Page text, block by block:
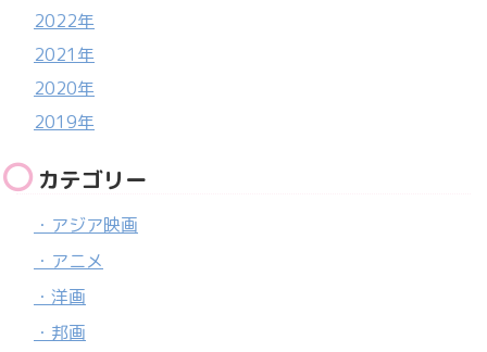
2022年
2021年
2020年
2019年
カテゴリー
・アジア映画
・アニメ
・洋画
・邦画